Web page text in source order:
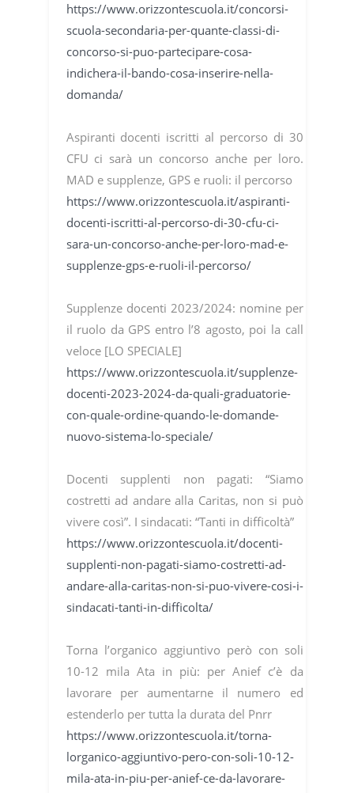
https://www.orizzontescuola.it/concorsi-
scuola-secondaria-per-quante-classi-di-
concorso-si-puo-partecipare-cosa-
indichera-il-bando-cosa-inserire-nella-
domanda/
Aspiranti docenti iscritti al percorso di 30
CFU ci sarà un concorso anche per loro.
MAD e supplenze, GPS e ruoli: il percorso
https://www.orizzontescuola.it/aspiranti-
docenti-iscritti-al-percorso-di-30-cfu-ci-
sara-un-concorso-anche-per-loro-mad-e-
supplenze-gps-e-ruoli-il-percorso/
Supplenze docenti 2023/2024: nomine per
il ruolo da GPS entro l’8 agosto, poi la call
veloce [LO SPECIALE]
https://www.orizzontescuola.it/supplenze-
docenti-2023-2024-da-quali-graduatorie-
con-quale-ordine-quando-le-domande-
nuovo-sistema-lo-speciale/
Docenti supplenti non pagati: “Siamo
costretti ad andare alla Caritas, non si può
vivere così”. I sindacati: “Tanti in difficoltà”
https://www.orizzontescuola.it/docenti-
supplenti-non-pagati-siamo-costretti-ad-
andare-alla-caritas-non-si-puo-vivere-cosi-i-
sindacati-tanti-in-difficolta/
Torna l’organico aggiuntivo però con soli
10-12 mila Ata in più: per Anief c’è da
lavorare per aumentarne il numero ed
estenderlo per tutta la durata del Pnrr
https://www.orizzontescuola.it/torna-
lorganico-aggiuntivo-pero-con-soli-10-12-
mila-ata-in-piu-per-anief-ce-da-lavorare-